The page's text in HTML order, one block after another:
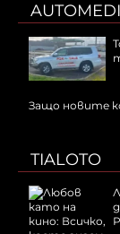
Защо новите
TIALOTO